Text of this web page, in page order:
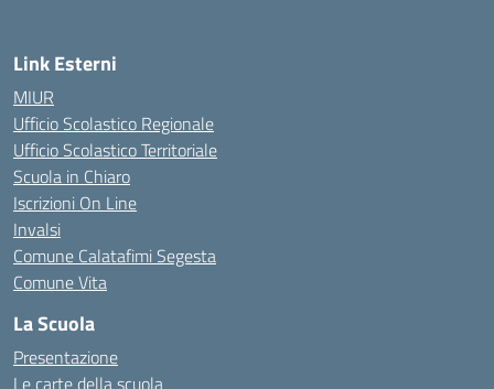
Link Esterni
MIUR
Ufficio Scolastico Regionale
Ufficio Scolastico Territoriale
Scuola in Chiaro
Iscrizioni On Line
Invalsi
Comune Calatafimi Segesta
Comune Vita
La Scuola
Presentazione
Le carte della scuola